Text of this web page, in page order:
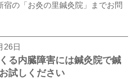
宿の「お灸の里鍼灸院」までお問
26日
る内臓障害には鍼灸院で鍼
試しください